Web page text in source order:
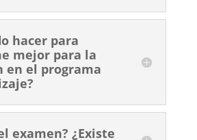
hacer para
mejor para la
en el programa
examen? ¿Existe